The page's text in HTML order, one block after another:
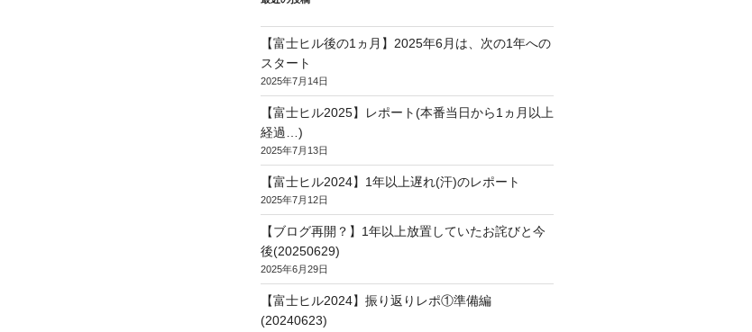
【富士ヒル後の1ヵ月】2025年6月は、次の1年への
スタート
2025年7月14日
【富士ヒル2025】レポート(本番当日から1ヵ月以上
経過…)
2025年7月13日
【富士ヒル2024】1年以上遅れ(汗)のレポート
2025年7月12日
【ブログ再開？】1年以上放置していたお詫びと今
後(20250629)
2025年6月29日
【富士ヒル2024】振り返りレポ①準備編
(20240623)